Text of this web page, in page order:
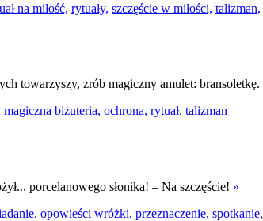
na miłość, rytuały, szczęście w miłości, talizman,
towarzyszy, zrób magiczny amulet: bransoletkę.
magiczna biżuteria, ochrona, rytuał, talizman
porcelanowego słonika! – Na szczęście! »
opowieści wróżki, przeznaczenie, spotkanie,